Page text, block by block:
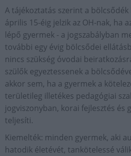
A tájékoztatás szerint a bölcsődék
április 15-éig jelzik az OH-nak, ha
lépő gyermek - a jogszabályban
további egy évig bölcsődei
nincs szükség óvodai
szülők egyeztessenek a
akkor sem, ha a gyermek a
területileg illetékes pedagógiai
jogviszonyban, korai fejlesztés és
teljesíti.
Kiemelték: minden gyermek, aki
hatodik életévét, tankötelessé